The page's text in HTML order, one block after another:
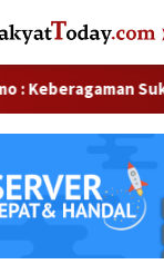
Suku dan